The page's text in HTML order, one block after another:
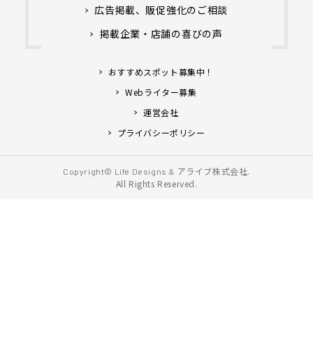
広告掲載、販促強化のご相談
掲載企業・店舗の喜びの声
おすすめスポット募集中！
Webライター募集
運営会社
プライバシーポリシー
Copyright© Life Designs & アライブ株式会社.
All Rights Reserved.